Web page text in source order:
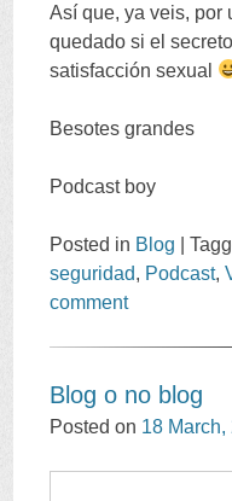
Así que,ya veis, por
quedado si el
satisfacción sexual
Besotes grandes
Podcast boy
Posted in Blog |
seguridad, Podcast,
comment
Blog o no blog
Posted on 18 March,